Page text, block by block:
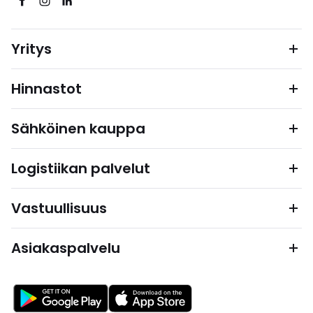
Yritys
Hinnastot
Sähköinen kauppa
Logistiikan palvelut
Vastuullisuus
Asiakaspalvelu